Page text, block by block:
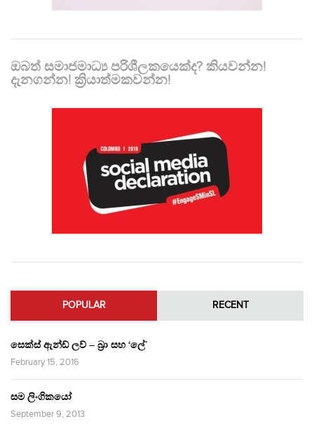
ඔබත් සමාජමාධ්‍ය පරිශීලකයෙක්ද? කියවන්න!
දැනගන්න! ක්‍රියාත්මකවන්න!
POPULAR RECENT
සෙක්ස් ඇන්ඩ් ලව් – බ්‍රා සහ ‘ලේ’
February 15, 2016
සම ලිංගිකයෝ
September 9, 2013